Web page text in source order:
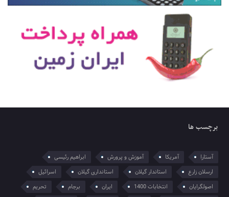
برچسب ها
آستارا آمریکا آموزش و پرورش
ابراهیم رئیسی
ارسلان زارع
استاندار گیلان استانداری گیلان
اسرائیل
اصولگرایان
انتخابات 1400 ایران برجام
تحریم